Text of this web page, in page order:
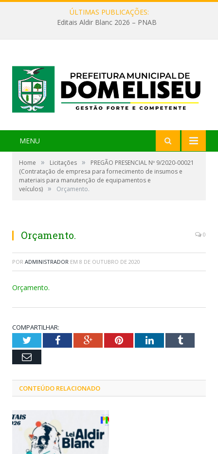
ÚLTIMAS PUBLICAÇÕES:
Editais Aldir Blanc 2026 – PNAB
MENU
Home » Licitações »
PREGÃO PRESENCIAL Nº 9/2020-00021
(Contratação de empresa para fornecimento de insumos e
materiais para manutenção de equipamentos e
veículos) » Orçamento.
Orçamento. 0
POR ADMINISTRADOR EM 8 DE OUTUBRO DE 2020
Orçamento.
COMPARTILHAR:
TwitterFacebookGoogle+PinterestLinkedInTumblr
Email
CONTEÚDO RELACIONADO